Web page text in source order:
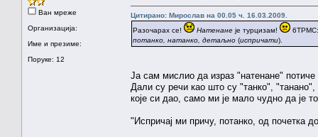
Ван мреже
Организација:
Име и презиме:
Поруке: 12
Цитирано: Мирослав на 00.05 ч. 16.03.2009.
Разочарах се!
Натенане је турцизам!
потанко, натанко, детаљно (испричати).
Ја сам мислио да израз "натенане"
Дали су речи као што су "танко",
које си дао, само ми је мало чудно да је
"Испричај ми причу, потанко, од почетка